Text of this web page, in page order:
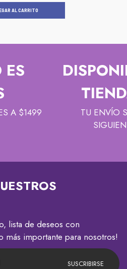
AL CARRITO
A $1499
TU ENVÍO
lista de deseos con
más importante para nosotros!
SUSCRIBIRSE